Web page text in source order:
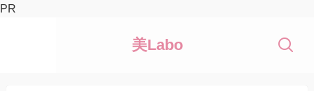
PR
美Labo